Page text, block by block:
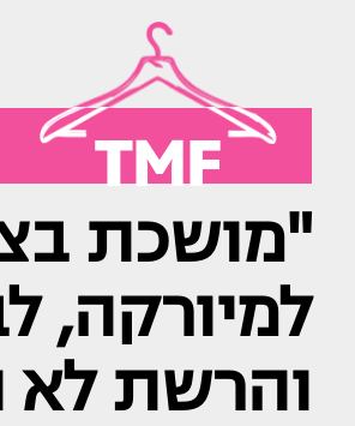
TMF
"מושכת
למיורקה,
והרשת